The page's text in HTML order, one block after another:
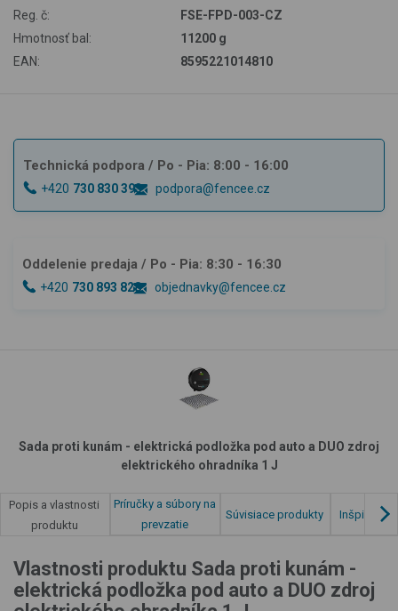
Reg. č:
FSE-FPD-003-CZ
Hmotnosť bal:
11200 g
EAN:
8595221014810
Technická podpora / Po - Pia: 8:00 - 16:00
+420 730 830 393 podpora@fencee.cz
Oddelenie predaja / Po - Pia: 8:30 - 16:30
+420 730 893 828 objednavky@fencee.cz
Sada proti kunám - elektrická podložka pod auto a DUO zdroj
elektrického ohradníka 1 J
Popis a vlastnosti
produktu
Príručky a súbory na
prevzatie
Súvisiace produkty Inšpirácia
Vlastnosti produktu Sada proti kunám -
elektrická podložka pod auto a DUO zdroj